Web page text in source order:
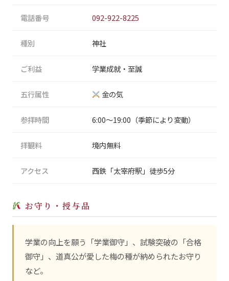
電話番号 092-922-8225
種別 神社
ご利益 学業成就・至誠
五行属性 金の気
参拝時間 6:00〜19:00（季節により変動）
拝観料 境内無料
アクセス 西鉄「太宰府駅」徒歩5分
お守り・授与品
学業の向上を願う「学業御守」、試験突破の「合格
御守」、道真公が愛した梅の種が納められたお守り
など。